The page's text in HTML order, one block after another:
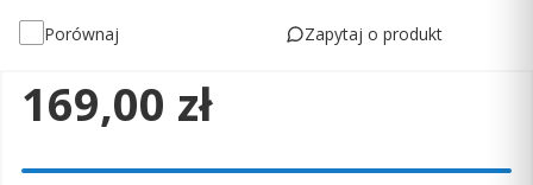
Porównaj Zapytaj o produkt
Cena
169,00 zł